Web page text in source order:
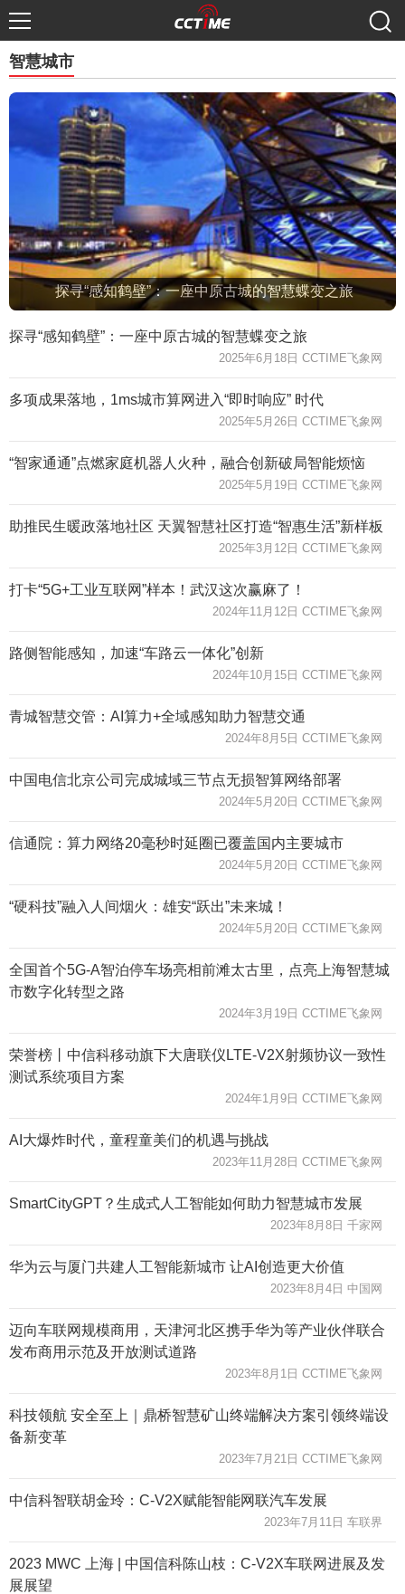
智慧城市
探寻“感知鹤壁”：一座中原古城的智慧蝶变之旅
探寻“感知鹤壁”：一座中原古城的智慧蝶变之旅
2025年6月18日 CCTIME飞象网
多项成果落地，1ms城市算网进入“即时响应” 时代
2025年5月26日 CCTIME飞象网
“智家通通”点燃家庭机器人火种，融合创新破局智能烦恼
2025年5月19日 CCTIME飞象网
助推民生暖政落地社区 天翼智慧社区打造“智惠生活”新样板
2025年3月12日 CCTIME飞象网
打卡“5G+工业互联网”样本！武汉这次赢麻了！
2024年11月12日 CCTIME飞象网
路侧智能感知，加速“车路云一体化”创新
2024年10月15日 CCTIME飞象网
青城智慧交管：AI算力+全域感知助力智慧交通
2024年8月5日 CCTIME飞象网
中国电信北京公司完成城域三节点无损智算网络部署
2024年5月20日 CCTIME飞象网
信通院：算力网络20毫秒时延圈已覆盖国内主要城市
2024年5月20日 CCTIME飞象网
“硬科技”融入人间烟火：雄安“跃出”未来城！
2024年5月20日 CCTIME飞象网
全国首个5G-A智泊停车场亮相前滩太古里，点亮上海智慧城
市数字化转型之路
2024年3月19日 CCTIME飞象网
荣誉榜丨中信科移动旗下大唐联仪LTE-V2X射频协议一致性
测试系统项目方案
2024年1月9日 CCTIME飞象网
AI大爆炸时代，童程童美们的机遇与挑战
2023年11月28日 CCTIME飞象网
SmartCityGPT？生成式人工智能如何助力智慧城市发展
2023年8月8日 千家网
华为云与厦门共建人工智能新城市 让AI创造更大价值
2023年8月4日 中国网
迈向车联网规模商用，天津河北区携手华为等产业伙伴联合
发布商用示范及开放测试道路
2023年8月1日 CCTIME飞象网
科技领航 安全至上｜鼎桥智慧矿山终端解决方案引领终端设
备新变革
2023年7月21日 CCTIME飞象网
中信科智联胡金玲：C-V2X赋能智能网联汽车发展
2023年7月11日 车联界
2023 MWC 上海 | 中国信科陈山枝：C-V2X车联网进展及发
展展望